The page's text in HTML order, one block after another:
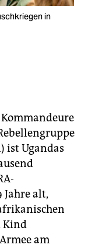
in
ist Ugandas
Jahre alt,
Kind
am